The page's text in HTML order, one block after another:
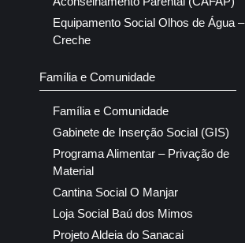
Equipamento Social Olhos de Água –
Creche
Família e Comunidade
Família e Comunidade
Gabinete de Inserção Social (GIS)
Programa Alimentar – Privação de
Material
Cantina Social O Manjar
Loja Social Baú dos Mimos
Projeto Aldeia do Sanacai